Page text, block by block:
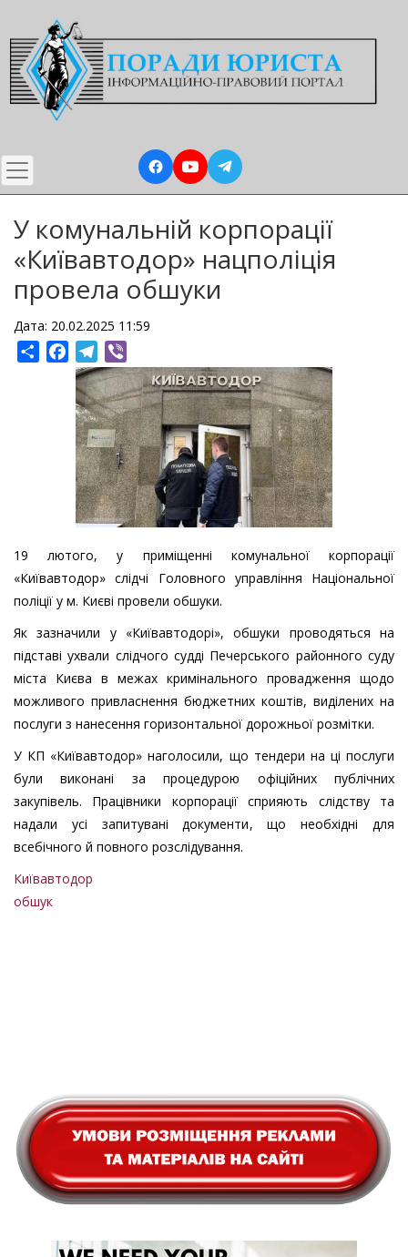
до
основного
вмісту
У комунальній корпорації
«Київавтодор» нацполіція
провела обшуки
Дата: 20.02.2025 11:59
ShareFacebookTelegram
19 лютого, у приміщенні комунальної корпорації
«Київавтодор» слідчі Головного управління Національної
поліції у м. Києві провели обшуки.
Як зазначили у «Київавтодорі», обшуки проводяться на
підставі ухвали слідчого судді Печерського районного суду
міста Києва в межах кримінального провадження щодо
можливого привласнення бюджетних коштів, виділених на
послуги з нанесення горизонтальної дорожньої розмітки.
У КП «Київавтодор» наголосили, що тендери на ці послуги
були виконані за процедурою офіційних публічних
закупівель. Працівники корпорації сприяють слідству та
надали усі запитувані документи, що необхідні для
всебічного й повного розслідування.
Київавтодор
обшук